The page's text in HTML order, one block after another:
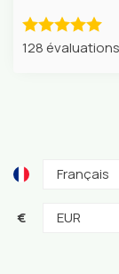
128 évaluations
€